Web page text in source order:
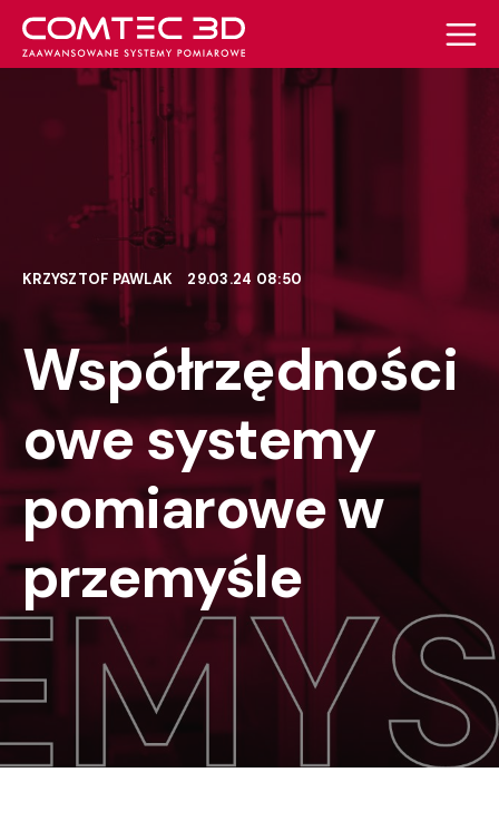
KRZYSZTOF PAWLAK 29.03.24 08:50
Współrzędności
owe systemy
pomiarowe w
przemyśle